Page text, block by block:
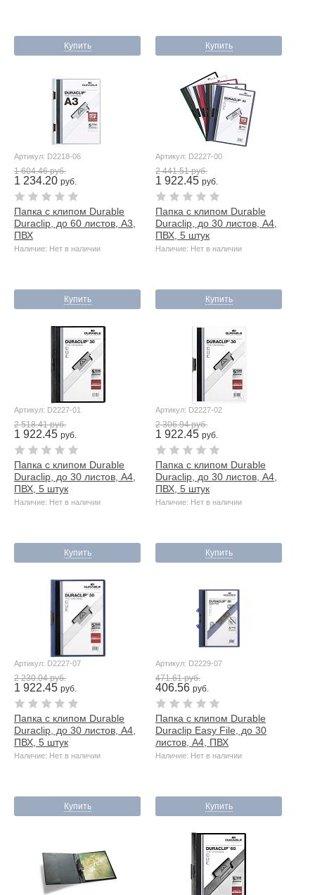
Купить Купить
Артикул: D2218-06
1 604.46 руб.
1 234.20 руб.
Папка с клипом Durable
Duraclip, до 60 листов, А3,
ПВХ
Наличие: Нет в наличии
Купить
Артикул: D2227-00
2 441.51 руб.
1 922.45руб.
Папка с клипом Durable
Duraclip, до 30 листов, А4,
ПВХ, 5 штук
Наличие: Нет в наличии
Купить
Артикул: D2227-01
2 518.41 руб.
1 922.45 руб.
Папка с клипом Durable
Duraclip, до 30 листов, А4,
ПВХ, 5 штук
Наличие: Нет в наличии
Купить
Артикул: D2227-02
2 306.94 руб.
1 922.45руб.
Папка с клипом Durable
Duraclip, до 30 листов, А4,
ПВХ, 5 штук
Наличие: Нет в наличии
Купить
Артикул: D2227-07
2 230.04 руб.
1 922.45 руб.
Папка с клипом Durable
Duraclip, до 30 листов, А4,
ПВХ, 5 штук
Наличие: Нет в наличии
Купить
Артикул: D2229-07
471.61 руб.
406.56руб.
Папка с клипом Durable
Duraclip Easy File, до 30
листов, А4, ПВХ
Наличие: Нет в наличии
Купить